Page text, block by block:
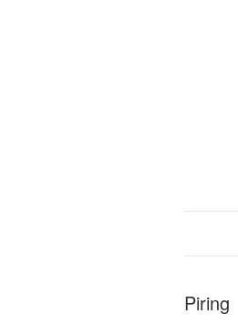
Piring